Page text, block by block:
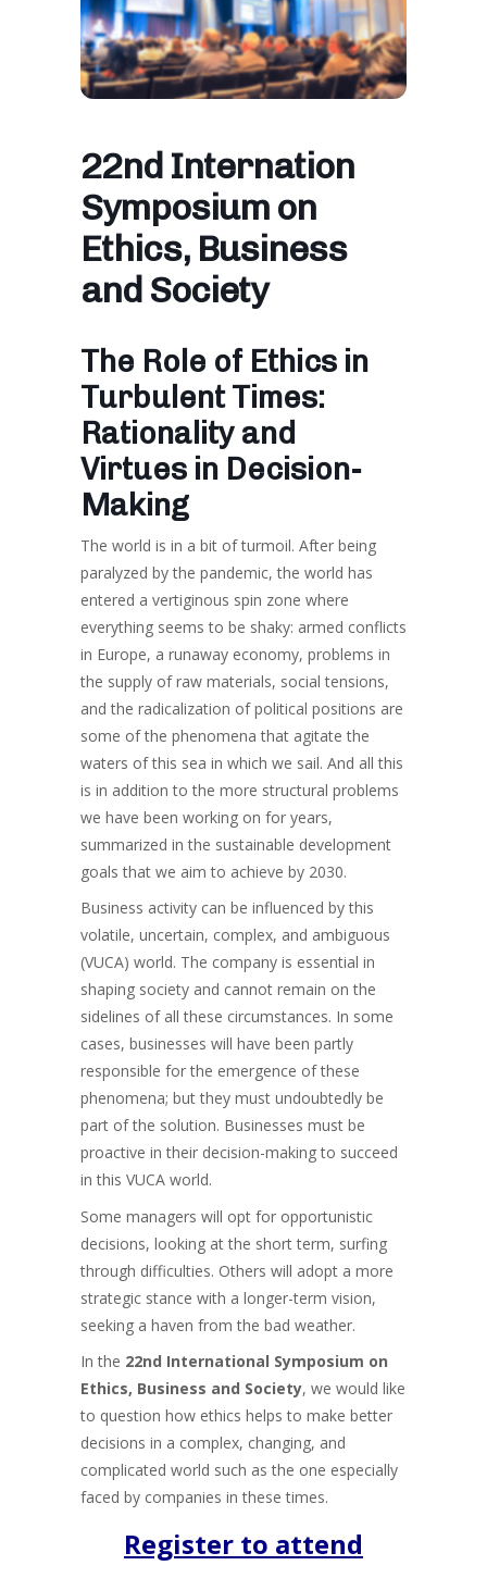
22nd Internation
Symposium on
Ethics, Business
and Society
The Role of Ethics in
Turbulent Times:
Rationality and
Virtues in Decision-
Making
The world is in a bit of turmoil. After being
paralyzed by the pandemic, the world has
entered a vertiginous spin zone where
everything seems to be shaky: armed conflicts
in Europe, a runaway economy, problems in
the supply of raw materials, social tensions,
and the radicalization of political positions are
some of the phenomena that agitate the
waters of this sea in which we sail. And all this
is in addition to the more structural problems
we have been working on for years,
summarized in the sustainable development
goals that we aim to achieve by 2030.
Business activity can be influenced by this
volatile, uncertain, complex, and ambiguous
(VUCA) world. The company is essential in
shaping society and cannot remain on the
sidelines of all these circumstances. In some
cases, businesses will have been partly
responsible for the emergence of these
phenomena; but they must undoubtedly be
part of the solution. Businesses must be
proactive in their decision-making to succeed
in this VUCA world.
Some managers will opt for opportunistic
decisions, looking at the short term, surfing
through difficulties. Others will adopt a more
strategic stance with a longer-term vision,
seeking a haven from the bad weather.
In the 22nd International Symposium on
Ethics, Business and Society, we would like
to question how ethics helps to make better
decisions in a complex, changing, and
complicated world such as the one especially
faced by companies in these times.
Register to attend